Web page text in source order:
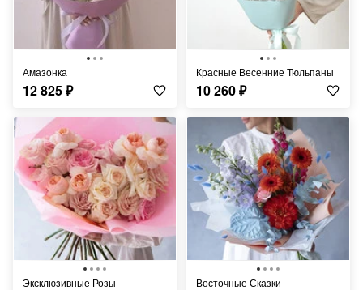
Амазонка
12 825₽
Красные Весенние Тюльпаны
10 260₽
Эксклюзивные Розы Восточные Сказки